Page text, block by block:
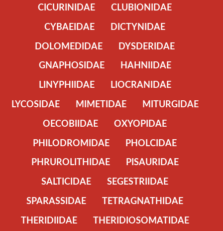
CICURINIDAE
CLUBIONIDAE
CYBAEIDAE
DICTYNIDAE
DOLOMEDIDAE
DYSDERIDAE
GNAPHOSIDAE
HAHNIIDAE
LINYPHIIDAE
LIOCRANIDAE
LYCOSIDAE
MIMETIDAE
MITURGIDAE
OECOBIIDAE
OXYOPIDAE
PHILODROMIDAE
PHOLCIDAE
PHRUROLITHIDAE
PISAURIDAE
SALTICIDAE
SEGESTRIIDAE
SPARASSIDAE
TETRAGNATHIDAE
THERIDIIDAE
THERIDIOSOMATIDAE